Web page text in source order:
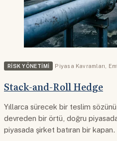
RISK YÖNETIMI Piyasa Kavramları
Stack-and-Roll Hedge
Yıllarca sürecek bir teslim
devreden bir örtü, doğru
piyasada şirket batıran bir kapan.